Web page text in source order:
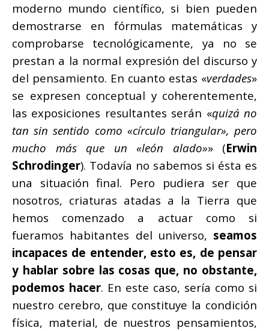
moderno mundo científico, si bien pueden
demostrarse en fórmulas matemáticas y
comprobarse tecnológicamente, ya no se
prestan a la normal expresión del discurso y
del pensamiento. En cuanto estas «verdades»
se expresen conceptual y coherentemente,
las exposiciones resultantes serán «quizá no
tan sin sentido como «círculo triangular», pero
mucho más que un «león alado»» (Erwin
Schrodinger). Todavía no sabemos si ésta es
una situación final. Pero pudiera ser que
nosotros, criaturas atadas a la Tierra que
hemos comenzado a actuar como si
fueramos habitantes del universo, seamos
incapaces de entender, esto es, de pensar
y hablar sobre las cosas que, no obstante,
podemos hacer. En este caso, sería como si
nuestro cerebro, que constituye la condición
física, material, de nuestros pensamientos,